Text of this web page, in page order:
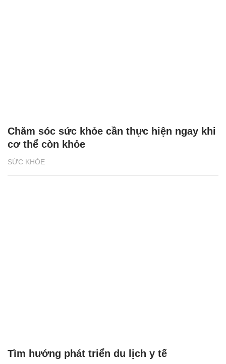
SỨC KHỎE
Chăm sóc sức khỏe cần thực hiện ngay khi
cơ thể còn khỏe
Tìm hướng phát triển du lịch y tế